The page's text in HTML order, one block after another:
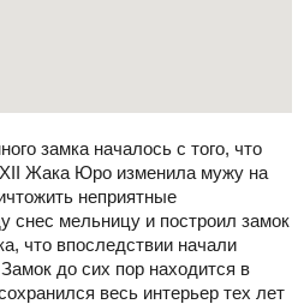
замка началось с того, что
Жака Юро изменила мужу на
неприятные
снес мельницу и построил замок
что впоследствии начали
до сих пор находится в
весь интерьер тех лет